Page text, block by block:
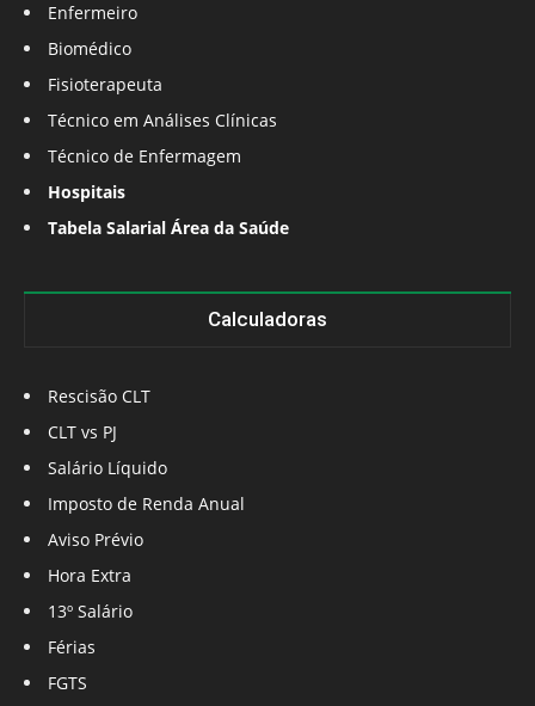
Enfermeiro
Biomédico
Fisioterapeuta
Técnico em Análises Clínicas
Técnico de Enfermagem
Hospitais
Tabela Salarial Área da Saúde
Calculadoras
Rescisão CLT
CLT vs PJ
Salário Líquido
Imposto de Renda Anual
Aviso Prévio
Hora Extra
13º Salário
Férias
FGTS